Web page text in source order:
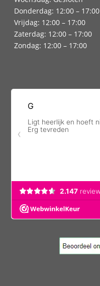
Donderdag: 12:00 – 17:00
Vrijdag: 12:00 – 17:00
Zaterdag: 12:00 – 17:00
Zondag: 12:00 – 17:00